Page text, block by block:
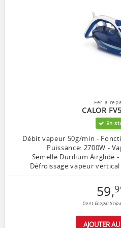
Fer à
CALOR
En
Débit vapeur 50g/min -
Puissance: 2700W -
Semelle Durilium Airglide
Défroissage vapeur
59,
Dont
AJOUTER